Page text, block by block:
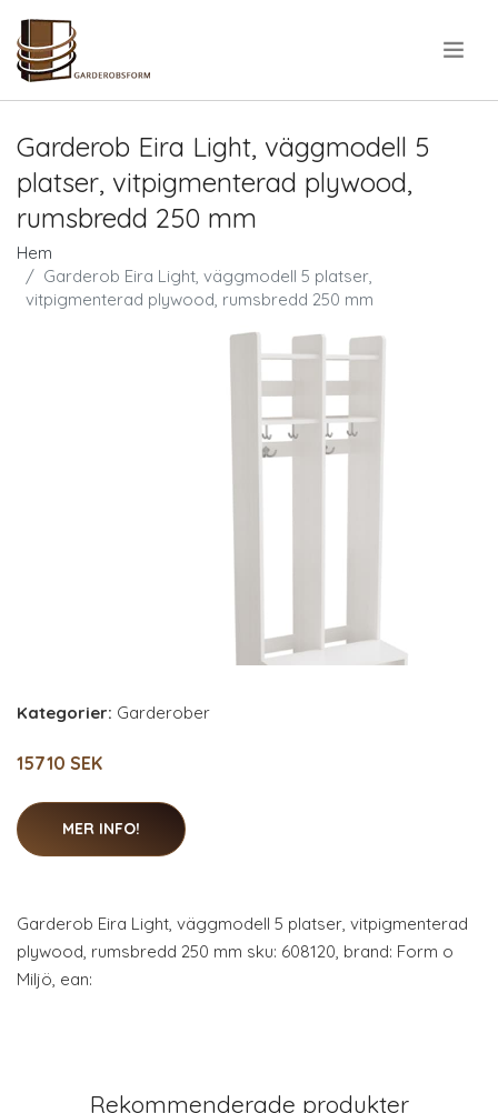
Garderob Eira Light, väggmodell 5
platser, vitpigmenterad plywood,
rumsbredd 250 mm
Hem
Garderob Eira Light, väggmodell 5 platser,
vitpigmenterad plywood, rumsbredd 250 mm
Kategorier: Garderober
15710 SEK
MER INFO!
Garderob Eira Light, väggmodell 5 platser, vitpigmenterad
plywood, rumsbredd 250 mm sku: 608120, brand: Form o
Miljö, ean:
Rekommenderade produkter